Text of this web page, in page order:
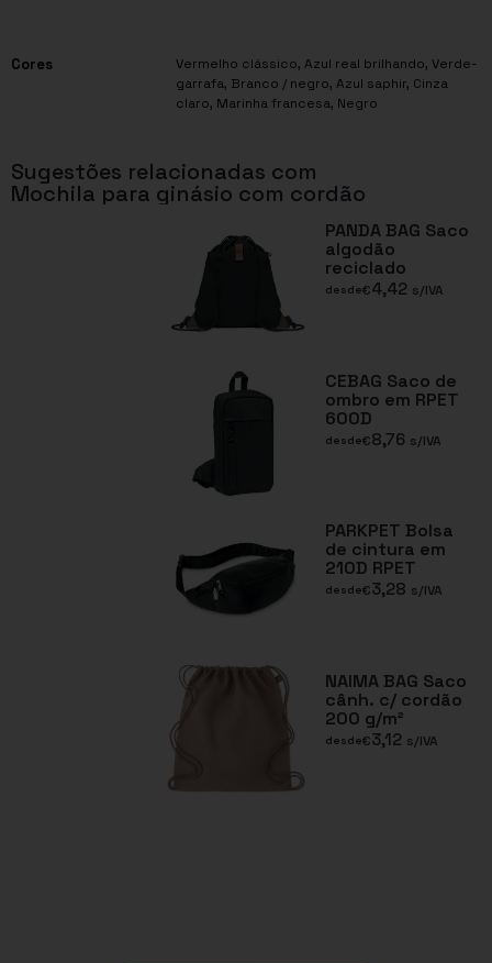
Cores
Vermelho clássico, Azul real brilhando, Verde-
garrafa, Branco / negro, Azul saphir, Cinza
claro, Marinha francesa, Negro
Sugestões relacionadas com
Mochila para ginásio com cordão
PANDA BAG Saco
algodão
reciclado
desde€4,42 s/IVA
CEBAG Saco de
ombro em RPET
600D
desde€8,76 s/IVA
PARKPET Bolsa
de cintura em
210D RPET
desde€3,28 s/IVA
NAIMA BAG Saco
cânh. c/ cordão
200 g/m²
desde€3,12 s/IVA